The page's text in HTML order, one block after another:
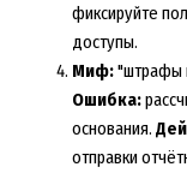
фиксируйте
доступы.
Миф:"штрафы
Ошибка:
основания.
отправки